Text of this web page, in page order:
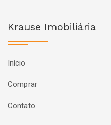
Krause Imobiliária
Início
Comprar
Contato